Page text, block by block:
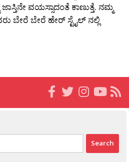
ವಯಸ್ಸಾದಂತೆ ಕಾಣುತ್ತೆ. ನಮ್ಮ
ಬೇರೆ ಬೇರೆ ಹೇರ್ ಸ್ಟೈಲ್ ನಲ್ಲಿ